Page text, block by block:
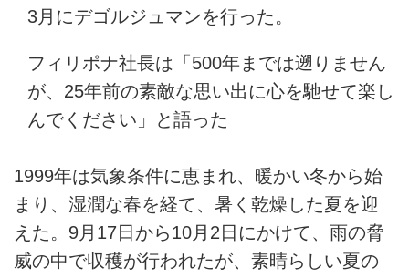
3月にデゴルジュマンを行った。
フィリポナ社長は「500年までは遡りません
が、25年前の素敵な思い出に心を馳せて楽し
んでください」と語った
1999年は気象条件に恵まれ、暖かい冬から始
まり、湿潤な春を経て、暑く乾燥した夏を迎
えた。9月17日から10月2日にかけて、雨の脅
威の中で収穫が行われたが、素晴らしい夏の